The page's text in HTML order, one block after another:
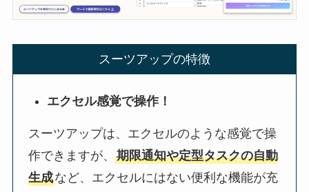
スーツアップの特徴
エクセル感覚で操作！
スーツアップは、エクセルのような感覚で操
作できますが、期限通知や定型タスクの自動
生成など、エクセルにはない便利な機能が充